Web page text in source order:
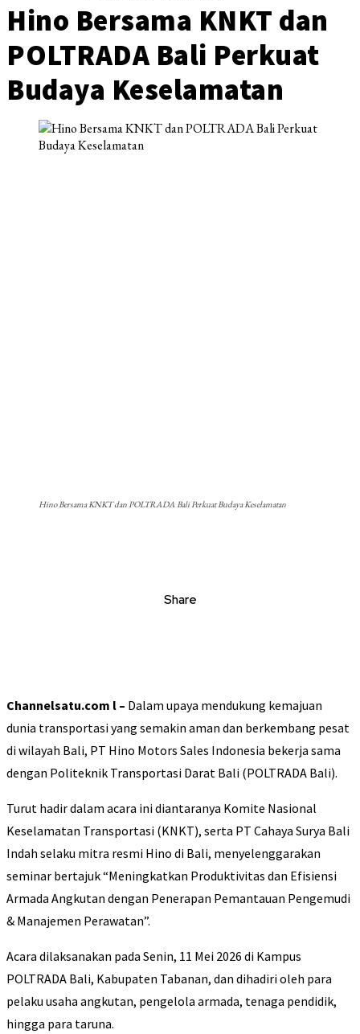
Hino Bersama KNKT dan
POLTRADA Bali Perkuat
Budaya Keselamatan
Hino Bersama KNKT dan POLTRADA Bali Perkuat Budaya Keselamatan
Share
Channelsatu.com l – Dalam upaya mendukung kemajuan
dunia transportasi yang semakin aman dan berkembang pesat
di wilayah Bali, PT Hino Motors Sales Indonesia bekerja sama
dengan Politeknik Transportasi Darat Bali (POLTRADA Bali).
Turut hadir dalam acara ini diantaranya Komite Nasional
Keselamatan Transportasi (KNKT), serta PT Cahaya Surya Bali
Indah selaku mitra resmi Hino di Bali, menyelenggarakan
seminar bertajuk “Meningkatkan Produktivitas dan Efisiensi
Armada Angkutan dengan Penerapan Pemantauan Pengemudi
& Manajemen Perawatan”.
Acara dilaksanakan pada Senin, 11 Mei 2026 di Kampus
POLTRADA Bali, Kabupaten Tabanan, dan dihadiri oleh para
pelaku usaha angkutan, pengelola armada, tenaga pendidik,
hingga para taruna.